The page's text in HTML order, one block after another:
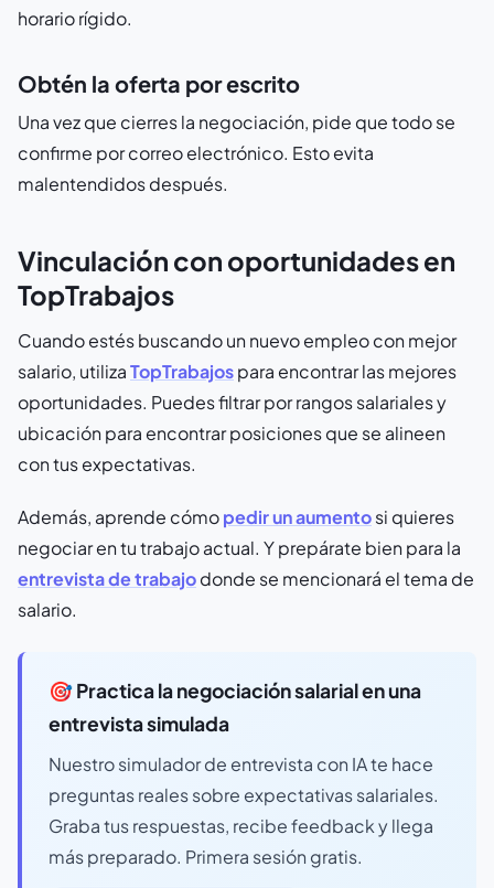
horario rígido.
Obtén la oferta por escrito
Una vez que cierres la negociación, pide que todo se
confirme por correo electrónico. Esto evita
malentendidos después.
Vinculación con oportunidades en
TopTrabajos
Cuando estés buscando un nuevo empleo con mejor
salario, utilizaTopTrabajospara encontrar las mejores
oportunidades. Puedes filtrar por rangos salariales y
ubicación para encontrar posiciones que se alineen
con tus expectativas.
Además, aprende cómopedir un aumentosi quieres
negociar en tu trabajo actual. Y prepárate bien para la
entrevista de trabajodonde se mencionará el tema de
salario.
🎯 Practica la negociación salarial en una
entrevista simulada
Nuestro simulador de entrevista con IA te hace
preguntas reales sobre expectativas salariales.
Graba tus respuestas, recibe feedback y llega
más preparado. Primera sesión gratis.